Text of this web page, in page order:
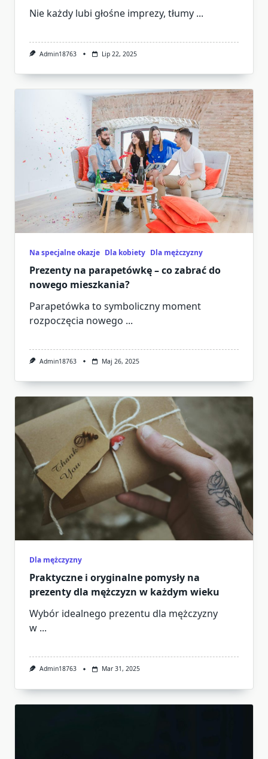
Nie każdy lubi głośne imprezy, tłumy ...
Admin18763 Lip 22, 2025
Na specjalne okazje Dla kobiety Dla mężczyzny
Prezenty na parapetówkę – co zabrać do
nowego mieszkania?
Parapetówka to symboliczny moment
rozpoczęcia nowego ...
Admin18763 Maj 26, 2025
Dla mężczyzny
Praktyczne i oryginalne pomysły na
prezenty dla mężczyzn w każdym wieku
Wybór idealnego prezentu dla mężczyzny
w ...
Admin18763 Mar 31, 2025